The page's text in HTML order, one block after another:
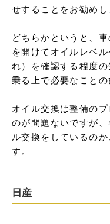
せすることをお勧めし
どちらかというと、
を開けてオイルレベ
れ）を確認する程度
乗る上で必要なことの
オイル交換は整備の
のが問題ないですが
ル交換をしているの
す。
日産